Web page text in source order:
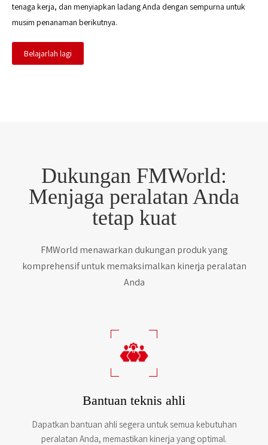
tenaga kerja, dan menyiapkan ladang Anda dengan sempurna untuk
musim penanaman berikutnya.
Belajarlah lagi
Dukungan FMWorld:
Menjaga peralatan Anda
tetap kuat
FMWorld menawarkan dukungan produk yang
komprehensif untuk memaksimalkan kinerja peralatan
Anda
Bantuan teknis ahli
Dapatkan bantuan ahli segera untuk semua kebutuhan
peralatan Anda, memastikan kinerja yang optimal.